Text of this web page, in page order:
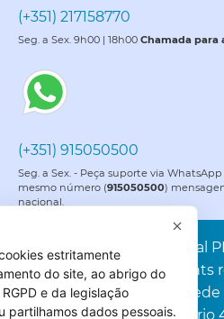
(+351) 217158770
Seg. a Sex. 9h00 | 18h00 Chamada para
(+351) 915050500
Seg. a Sex. - Peça suporte via
mesmo número (915050500)
nacional.
PME é uma marca da Portal
direitos reservados. All rights
Portal PME, Lda. A nossa
Sousa Mendes, 4C, Escritório
estritamente
do site, ao abrigo do
e da legislação
partilhamos dados pessoais.